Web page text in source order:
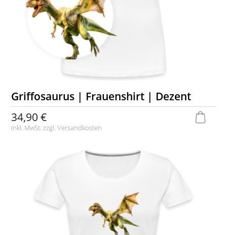
Griffosaurus | Frauenshirt | Dezent
34,90 €
inkl. MwSt. zzgl.Versandkosten